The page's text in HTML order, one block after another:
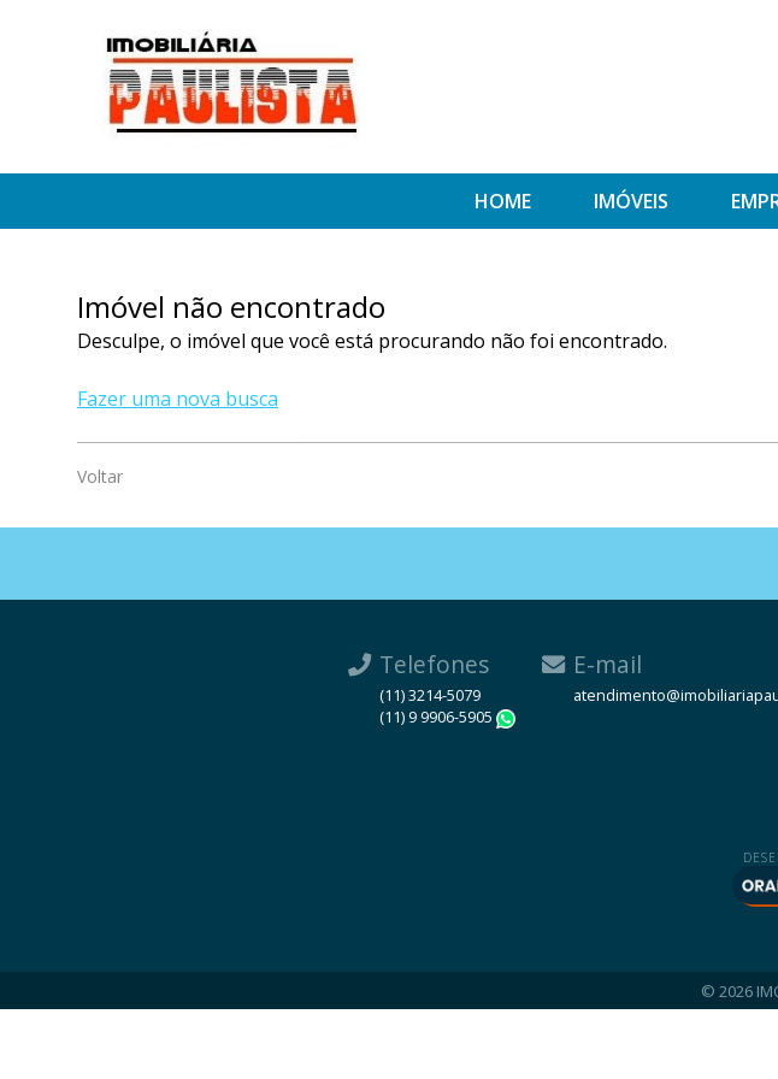
HOME IMÓVEIS
Imóvel não encontrado
Desculpe, o imóvel que você está procurando não foi encontrado.
Fazer uma nova busca
Voltar
Telefones
(11) 3214-5079
(11) 9 9906-5905
E-mail
© 2026